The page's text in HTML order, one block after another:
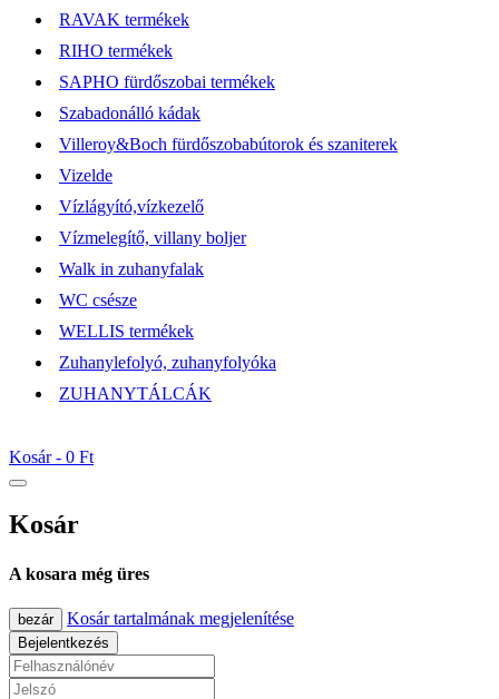
RAVAK termékek
RIHO termékek
SAPHO fürdőszobai termékek
Szabadonálló kádak
Villeroy&Boch fürdőszobabútorok és szaniterek
Vizelde
Vízlágyító,vízkezelő
Vízmelegítő, villany boljer
Walk in zuhanyfalak
WC csésze
WELLIS termékek
Zuhanylefolyó, zuhanyfolyóka
ZUHANYTÁLCÁK
Kosár - 0 Ft
Kosár
A kosara még üres
bezár Kosár tartalmának megjelenítése
Bejelentkezés